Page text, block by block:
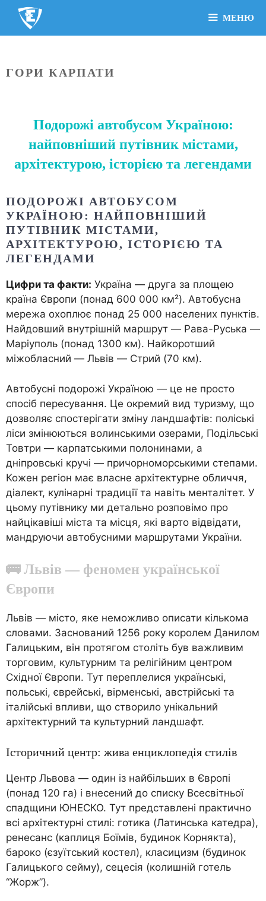
МЕНЮ
ГОРИ КАРПАТИ
Подорожі автобусом Україною:
найповніший путівник містами,
архітектурою, історією та легендами
ПОДОРОЖІ АВТОБУСОМ
УКРАЇНОЮ: НАЙПОВНІШИЙ
ПУТІВНИК МІСТАМИ,
АРХІТЕКТУРОЮ, ІСТОРІЄЮ ТА
ЛЕГЕНДАМИ
Цифри та факти: Україна — друга за площею
країна Європи (понад 600 000 км²). Автобусна
мережа охоплює понад 25 000 населених пунктів.
Найдовший внутрішній маршрут — Рава-Руська —
Маріуполь (понад 1300 км). Найкоротший
міжобласний — Львів — Стрий (70 км).
Автобусні подорожі Україною — це не просто
спосіб пересування. Це окремий вид туризму, що
дозволяє спостерігати зміну ландшафтів: поліські
ліси змінюються волинськими озерами, Подільські
Товтри — карпатськими полонинами, а
дніпровські кручі — причорноморськими степами.
Кожен регіон має власне архітектурне обличчя,
діалект, кулінарні традиції та навіть менталітет. У
цьому путівнику ми детально розповімо про
найцікавіші міста та місця, які варто відвідати,
мандруючи автобусними маршрутами України.
🚌 Львів — феномен української
Європи
Львів — місто, яке неможливо описати кількома
словами. Заснований 1256 року королем Данилом
Галицьким, він протягом століть був важливим
торговим, культурним та релігійним центром
Східної Європи. Тут переплелися українські,
польські, єврейські, вірменські, австрійські та
італійські впливи, що створило унікальний
архітектурний та культурний ландшафт.
Історичний центр: жива енциклопедія стилів
Центр Львова — один із найбільших в Європі
(понад 120 га) і внесений до списку Всесвітньої
спадщини ЮНЕСКО. Тут представлені практично
всі архітектурні стилі: готика (Латинська катедра),
ренесанс (каплиця Боїмів, будинок Корнякта),
бароко (єзуїтський костел), класицизм (будинок
Галицького сейму), сецесія (колишній готель
“Жорж”).